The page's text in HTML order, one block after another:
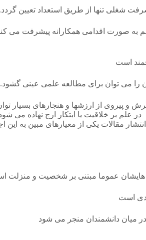
شغلی تنها از طریق استعداد تعیین گردد.
اقدامی همکارانه پیشرفت می کند
است
را می توان برای مطالعه علمی عینی گشود.
و پیروی از ارزشها و هنجارهای بسیار
بر خلاقیت یا ابتکار ارج نهاده می شود
مقالات یکی از معیارهای مبین به این
عموما مبتنی بر شخصیت و منزلت
است
میان دانشمندان منجر می شود